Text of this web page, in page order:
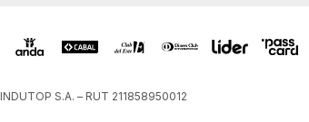
INDUTOP S.A. – RUT 211858950012